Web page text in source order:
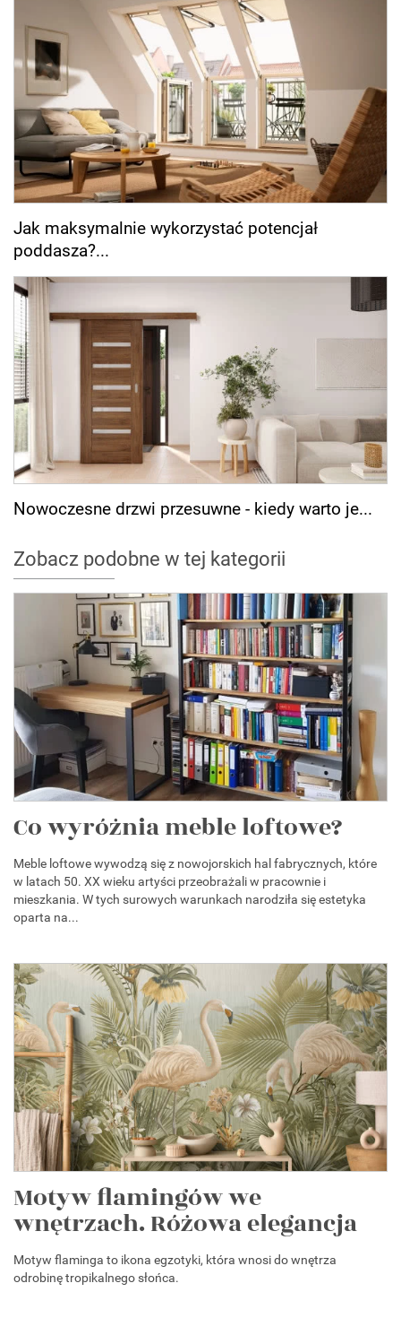
Jak maksymalnie wykorzystać potencjał
poddasza?...
Nowoczesne drzwi przesuwne - kiedy warto je...
Zobacz podobne w tej kategorii
Co wyróżnia meble loftowe?
Meble loftowe wywodzą się z nowojorskich hal fabrycznych, które
w latach 50. XX wieku artyści przeobrażali w pracownie i
mieszkania. W tych surowych warunkach narodziła się estetyka
oparta na...
Motyw flamingów we
wnętrzach. Różowa elegancja
Motyw flaminga to ikona egzotyki, która wnosi do wnętrza
odrobinę tropikalnego słońca.